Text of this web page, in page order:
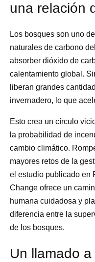
una relación
Los bosques son uno
naturales de carbono
absorber dióxido de
calentamiento global.
liberan grandes
invernadero, lo que
Esto crea un círculo
la probabilidad de
cambio climático.
mayores retos de la
el estudio publicado en
Change ofrece un
humana cuidadosa y
diferencia entre la
de los bosques.
Un llamado